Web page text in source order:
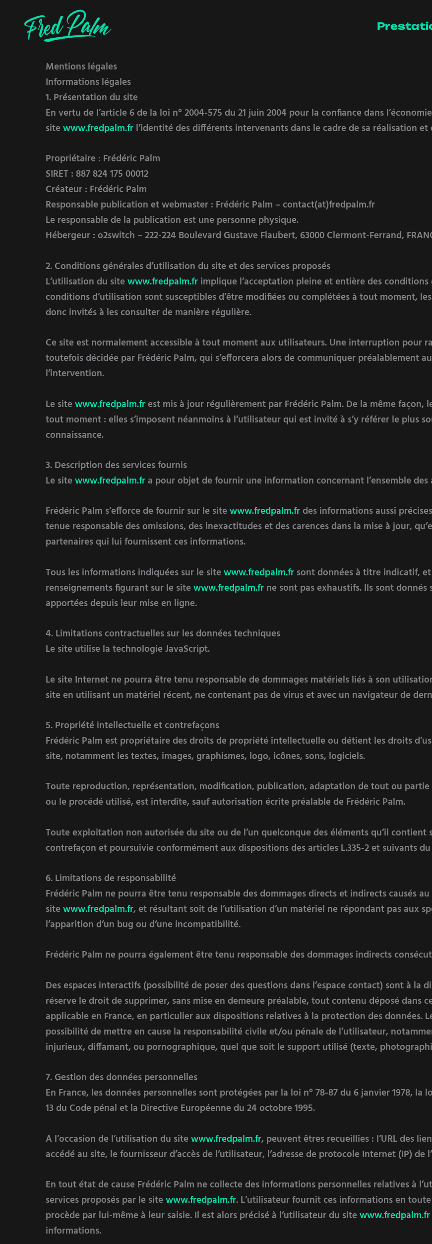
contenu
Mentions légales
Informations légales
1. Présentation du site
En vertu de l’article 6 de la loi n° 2004-575 du 21 juin 2004 pour la confiance dans
site www.fredpalm.fr l’identité des différents intervenants dans le cadre de sa réalisation et
Propriétaire : Frédéric Palm
SIRET : 887 824 175 00012
Créateur : Frédéric Palm
Responsable publication et webmaster : Frédéric Palm – contact(at)fredpalm.fr
Le responsable de la publication est une personne physique.
Hébergeur : o2switch – 222-224 Boulevard Gustave Flaubert, 63000 Clermont-Ferrand,
2. Conditions générales d’utilisation du site et des services proposés
L’utilisation du site www.fredpalm.fr implique l’acceptation pleine et entière des
conditions d’utilisation sont susceptibles d’être modifiées ou complétées à tout moment,
donc invités à les consulter de manière régulière.
Ce site est normalement accessible à tout moment aux utilisateurs. Une interruption pour
toutefois décidée par Frédéric Palm, qui s’efforcera alors de communiquer préalablement
l’intervention.
Le site www.fredpalm.frest mis à jour régulièrement par Frédéric Palm. De la même façon,
tout moment : elles s’imposent néanmoins à l’utilisateur qui est invité à s’y référer le plus
connaissance.
3. Description des services fournis
Le site www.fredpalm.fr a pour objet de fournir une information concernant l’ensemble
Frédéric Palm s’efforce de fournir sur le site www.fredpalm.frdes informations aussi
tenue responsable des omissions, des inexactitudes et des carences dans la mise à jour,
partenaires qui lui fournissent ces informations.
Tous les informations indiquées sur le site www.fredpalm.fr sont données à titre indicatif,
renseignements figurant sur le site www.fredpalm.fr ne sont pas exhaustifs. Ils sont
apportées depuis leur mise en ligne.
4. Limitations contractuelles sur les données techniques
Le site utilise la technologie JavaScript.
Le site Internet ne pourra être tenu responsable de dommages matériels liés à son
site en utilisant un matériel récent, ne contenant pas de virus et avec un navigateur de
5. Propriété intellectuelle et contrefaçons
Frédéric Palm est propriétaire des droits de propriété intellectuelle ou détient les droits
site, notamment les textes, images, graphismes, logo, icônes, sons, logiciels.
Toute reproduction, représentation, modification, publication, adaptation de tout ou
ou le procédé utilisé, est interdite, sauf autorisation écrite préalable de Frédéric Palm.
Toute exploitation non autorisée du site ou de l’un quelconque des éléments qu’il contient
contrefaçon et poursuivie conformément aux dispositions des articles L.335-2 et suivants
6. Limitations de responsabilité
Frédéric Palm ne pourra être tenu responsable des dommages directs et indirects causés
site www.fredpalm.fr, et résultant soit de l’utilisation d’un matériel ne répondant pas aux
l’apparition d’un bug ou d’une incompatibilité.
Frédéric Palm ne pourra également être tenu responsable des dommages indirects
Des espaces interactifs (possibilité de poser des questions dans l’espace contact) sont à la
réserve le droit de supprimer, sans mise en demeure préalable, tout contenu déposé dans
applicable en France, en particulier aux dispositions relatives à la protection des données.
possibilité de mettre en cause la responsabilité civile et/ou pénale de l’utilisateur,
injurieux, diffamant, ou pornographique, quel que soit le support utilisé (texte,
7. Gestion des données personnelles
En France, les données personnelles sont protégées par la loi n° 78-87 du 6 janvier 1978, la
13 du Code pénal et la Directive Européenne du 24 octobre 1995.
A l’occasion de l’utilisation du site www.fredpalm.fr, peuvent êtres recueillies : l’URL des
accédé au site, le fournisseur d’accès de l’utilisateur, l’adresse de protocole Internet (IP) de
En tout état de cause Frédéric Palm ne collecte des informations personnelles relatives à
services proposés par le site www.fredpalm.fr. L’utilisateur fournit ces informations en
procède par lui-même à leur saisie. Il est alors précisé à l’utilisateur du site www.fredpalm.fr
informations.